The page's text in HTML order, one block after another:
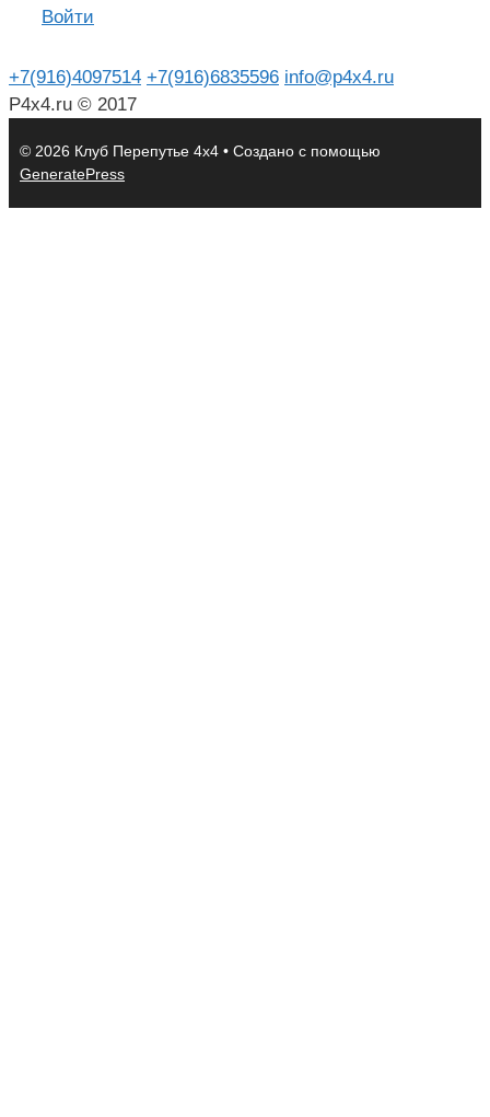
Войти
+7(916)4097514 +7(916)6835596 info@p4x4.ru
P4x4.ru © 2017
© 2026 Клуб Перепутье 4x4 • Создано с помощью
GeneratePress